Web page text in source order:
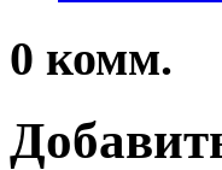
0 комм.